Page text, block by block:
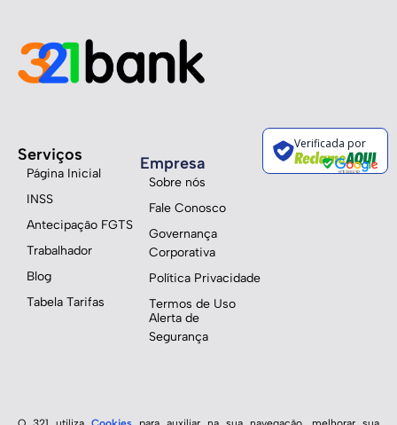
Serviços
Página Inicial
INSS
Antecipação FGTS
Trabalhador
Blog
Tabela Tarifas
Empresa
Sobre nós
Fale Conosco
Governança
Corporativa
Política Privacidade
Termos de Uso
Alerta de
Segurança
Verificada por